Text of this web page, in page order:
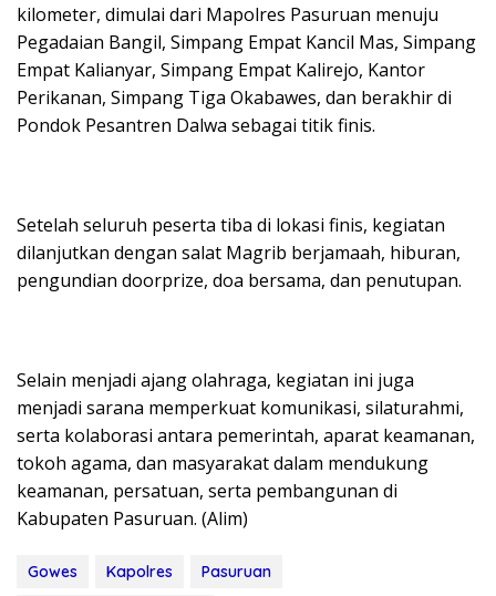
kilometer, dimulai dari Mapolres Pasuruan menuju
Pegadaian Bangil, Simpang Empat Kancil Mas, Simpang
Empat Kalianyar, Simpang Empat Kalirejo, Kantor
Perikanan, Simpang Tiga Okabawes, dan berakhir di
Pondok Pesantren Dalwa sebagai titik finis.
Setelah seluruh peserta tiba di lokasi finis, kegiatan
dilanjutkan dengan salat Magrib berjamaah, hiburan,
pengundian doorprize, doa bersama, dan penutupan.
Selain menjadi ajang olahraga, kegiatan ini juga
menjadi sarana memperkuat komunikasi, silaturahmi,
serta kolaborasi antara pemerintah, aparat keamanan,
tokoh agama, dan masyarakat dalam mendukung
keamanan, persatuan, serta pembangunan di
Kabupaten Pasuruan. (Alim)
Gowes Kapolres Pasuruan